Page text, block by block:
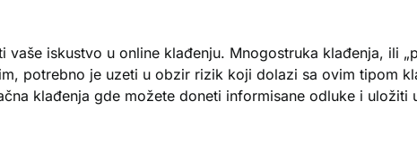
iskustvo u online klađenju. Mnogostruka klađenja, ili
potrebno je uzeti u obzir rizik koji dolazi sa ovim tipom
klađenja gde možete doneti informisane odluke i uložiti